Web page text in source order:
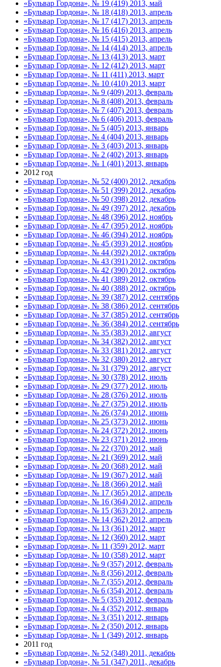
«Бульвар Гордона», № 19 (419) 2013, май
«Бульвар Гордона», № 18 (418) 2013, апрель
«Бульвар Гордона», № 17 (417) 2013, апрель
«Бульвар Гордона», № 16 (416) 2013, апрель
«Бульвар Гордона», № 15 (415) 2013, апрель
«Бульвар Гордона», № 14 (414) 2013, апрель
«Бульвар Гордона», № 13 (413) 2013, март
«Бульвар Гордона», № 12 (412) 2013, март
«Бульвар Гордона», № 11 (411) 2013, март
«Бульвар Гордона», № 10 (410) 2013, март
«Бульвар Гордона», № 9 (409) 2013, февраль
«Бульвар Гордона», № 8 (408) 2013, февраль
«Бульвар Гордона», № 7 (407) 2013, февраль
«Бульвар Гордона», № 6 (406) 2013, февраль
«Бульвар Гордона», № 5 (405) 2013, январь
«Бульвар Гордона», № 4 (404) 2013, январь
«Бульвар Гордона», № 3 (403) 2013, январь
«Бульвар Гордона», № 2 (402) 2013, январь
«Бульвар Гордона», № 1 (401) 2013, январь
2012 год
«Бульвар Гордона», № 52 (400) 2012, декабрь
«Бульвар Гордона», № 51 (399) 2012, декабрь
«Бульвар Гордона», № 50 (398) 2012, декабрь
«Бульвар Гордона», № 49 (397) 2012, декабрь
«Бульвар Гордона», № 48 (396) 2012, ноябрь
«Бульвар Гордона», № 47 (395) 2012, ноябрь
«Бульвар Гордона», № 46 (394) 2012, ноябрь
«Бульвар Гордона», № 45 (393) 2012, ноябрь
«Бульвар Гордона», № 44 (392) 2012, октябрь
«Бульвар Гордона», № 43 (391) 2012, октябрь
«Бульвар Гордона», № 42 (390) 2012, октябрь
«Бульвар Гордона», № 41 (389) 2012, октябрь
«Бульвар Гордона», № 40 (388) 2012, октябрь
«Бульвар Гордона», № 39 (387) 2012, сентябрь
«Бульвар Гордона», № 38 (386) 2012, сентябрь
«Бульвар Гордона», № 37 (385) 2012, сентябрь
«Бульвар Гордона», № 36 (384) 2012, сентябрь
«Бульвар Гордона», № 35 (383) 2012, август
«Бульвар Гордона», № 34 (382) 2012, август
«Бульвар Гордона», № 33 (381) 2012, август
«Бульвар Гордона», № 32 (380) 2012, август
«Бульвар Гордона», № 31 (379) 2012, август
«Бульвар Гордона», № 30 (378) 2012, июль
«Бульвар Гордона», № 29 (377) 2012, июль
«Бульвар Гордона», № 28 (376) 2012, июль
«Бульвар Гордона», № 27 (375) 2012, июль
«Бульвар Гордона», № 26 (374) 2012, июнь
«Бульвар Гордона», № 25 (373) 2012, июнь
«Бульвар Гордона», № 24 (372) 2012, июнь
«Бульвар Гордона», № 23 (371) 2012, июнь
«Бульвар Гордона», № 22 (370) 2012, май
«Бульвар Гордона», № 21 (369) 2012, май
«Бульвар Гордона», № 20 (368) 2012, май
«Бульвар Гордона», № 19 (367) 2012, май
«Бульвар Гордона», № 18 (366) 2012, май
«Бульвар Гордона», № 17 (365) 2012, апрель
«Бульвар Гордона», № 16 (364) 2012, апрель
«Бульвар Гордона», № 15 (363) 2012, апрель
«Бульвар Гордона», № 14 (362) 2012, апрель
«Бульвар Гордона», № 13 (361) 2012, март
«Бульвар Гордона», № 12 (360) 2012, март
«Бульвар Гордона», № 11 (359) 2012, март
«Бульвар Гордона», № 10 (358) 2012, март
«Бульвар Гордона», № 9 (357) 2012, февраль
«Бульвар Гордона», № 8 (356) 2012, февраль
«Бульвар Гордона», № 7 (355) 2012, февраль
«Бульвар Гордона», № 6 (354) 2012, февраль
«Бульвар Гордона», № 5 (353) 2012, февраль
«Бульвар Гордона», № 4 (352) 2012, январь
«Бульвар Гордона», № 3 (351) 2012, январь
«Бульвар Гордона», № 2 (350) 2012, январь
«Бульвар Гордона», № 1 (349) 2012, январь
2011 год
«Бульвар Гордона», № 52 (348) 2011, декабрь
«Бульвар Гордона», № 51 (347) 2011, декабрь